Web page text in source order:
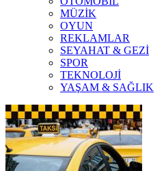
MÜZİK
OYUN
REKLAMLAR
SEYAHAT & GEZİ
SPOR
TEKNOLOJİ
YAŞAM & SAĞLIK